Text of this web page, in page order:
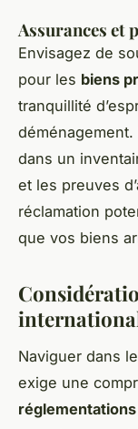
Assurances et
Envisagez de
pour les biens
tranquillité
dans un
et les preuves
réclamation
que vos biens
Naviguer dans
exige une